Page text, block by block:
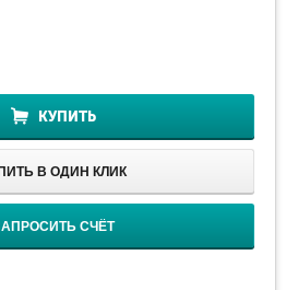
КУПИТЬ
В ОДИН КЛИК
СЧЁТ